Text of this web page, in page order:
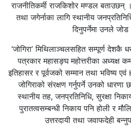
राजनीतिकर्मी राजकिशोर मण्डल बताउछन्
तथा जगेर्नाका लागि स्थानीय
दिनुपर्नेमा उनले जोड
‘जोगिरा’ मिथिलाञ्चलसहित सम्पूर्ण देशकै
पत्रकार महासङ्घ महोत्तरीका अध्यक्ष
इतिहासर र पूर्वजको सम्मान तथा भविष्य एवं
जोगिराको संरक्षण गर्नुपर्ने उनको धारणा
स्थानीय तह, जनप्रतिनिधि, सुरक्षा
पुरातत्वसम्बन्धी निकाय पनि होली र
उत्तरदायी तथा जवाफदेही